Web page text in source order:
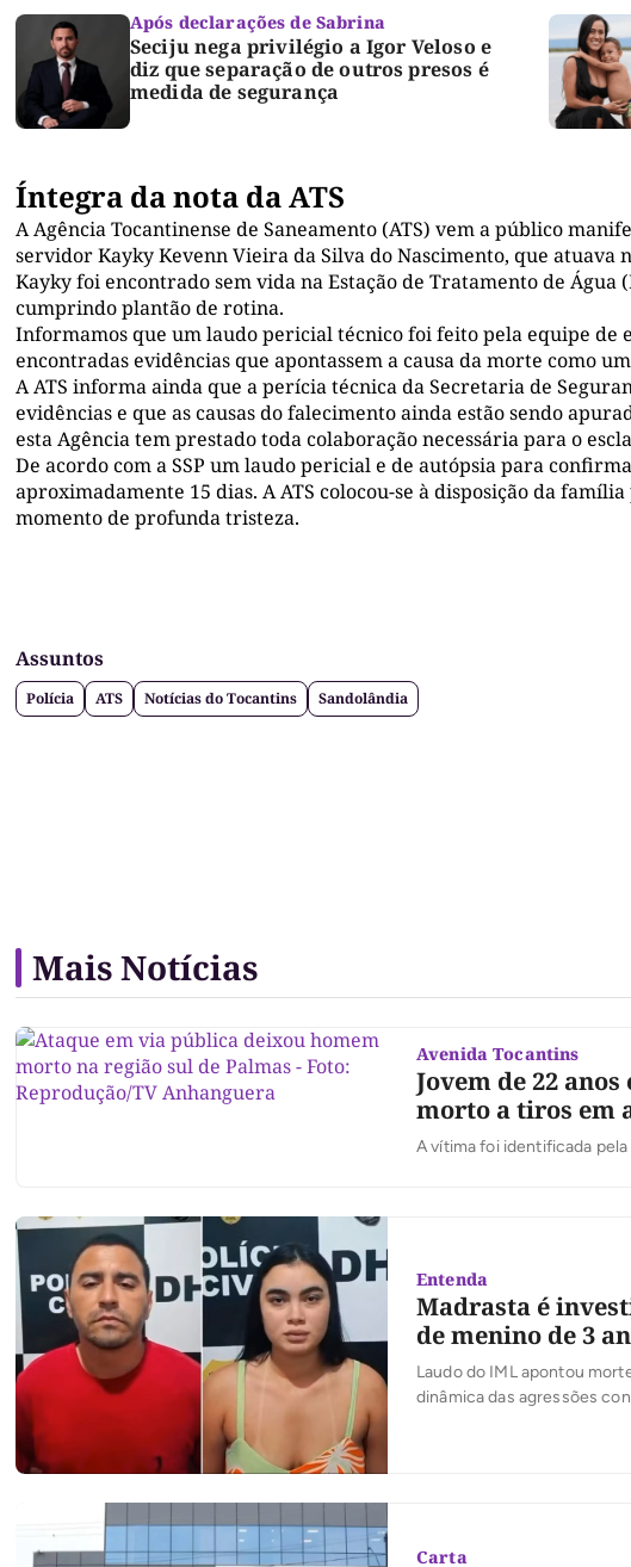
Após declarações de Sabrina
Seciju nega privilégio a Igor Veloso e
diz que separação de outros presos é
medida de segurança
Íntegra da nota da ATS
A Agência Tocantinense de Saneamento (ATS) vem a público
servidor Kayky Kevenn Vieira da Silva do Nascimento, que atuava
Kayky foi encontrado sem vida na Estação de Tratamento de Água
cumprindo plantão de rotina.
Informamos que um laudo pericial técnico foi feito pela equipe de
encontradas evidências que apontassem a causa da morte como
A ATS informa ainda que a perícia técnica da Secretaria de
evidências e que as causas do falecimento ainda estão sendo
esta Agência tem prestado toda colaboração necessária para o
De acordo com a SSP um laudo pericial e de autópsia para
aproximadamente 15 dias. A ATS colocou-se à disposição da
momento de profunda tristeza.
Assuntos
Polícia ATS Notícias do Tocantins Sandolândia
Mais Notícias
Avenida Tocantins
Jovem de 22
morto a tiros em
A vítima foi identificada
Entenda
Madrasta é
de menino de 3
Laudo do IML apontou
dinâmica das agressões
Carta